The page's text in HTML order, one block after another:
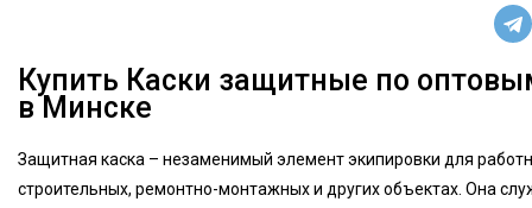
Купить Каски защитные по
в Минске
Защитная каска – незаменимый элемент экипировки для
строительных, ремонтно-монтажных и других объектах. Она